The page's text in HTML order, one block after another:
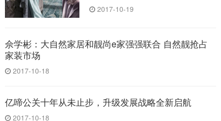
2017-10-19
佘学彬：大自然家居和靓尚e家强强联合 自然靓抢占
家装市场
2017-10-18
亿啼公关十年从未止步，升级发展战略全新启航
2017-10-18